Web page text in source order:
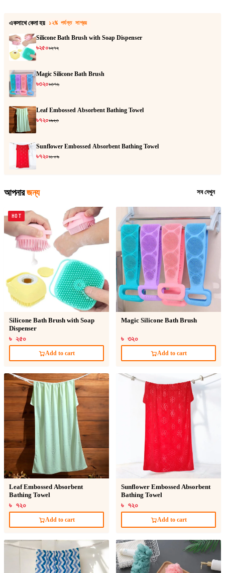
একসাথে কেনা হয় ১২% পর্যন্ত সাশ্রয়
Silicone Bath Brush with Soap Dispenser
৳২৫০৳২৭২
Magic Silicone Bath Brush
৳৩২০৳৩৭৬
Leaf Embossed Absorbent Bathing Towel
৳৭২০৳৯২৩
Sunflower Embossed Absorbent Bathing Towel
৳৭২০৳৮০৯
আপনার জন্য সব দেখুন
HOT
Silicone Bath Brush with Soap
Dispenser
৳ ২৫০
Add to cart
Magic Silicone Bath Brush
৳ ৩২০
Add to cart
Leaf Embossed Absorbent
Bathing Towel
৳ ৭২০
Add to cart
Sunflower Embossed Absorbent
Bathing Towel
৳ ৭২০
Add to cart